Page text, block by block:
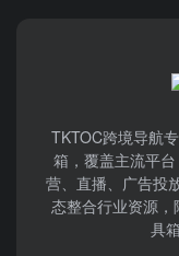
TKTOC跨境导航​
箱，覆盖主流平
营、直播、广告投
态整合行业资源
具